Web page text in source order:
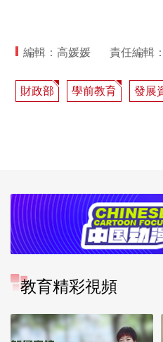
編輯：高媛媛 責任編輯
財政部 學前教育 發展
教育精彩視頻